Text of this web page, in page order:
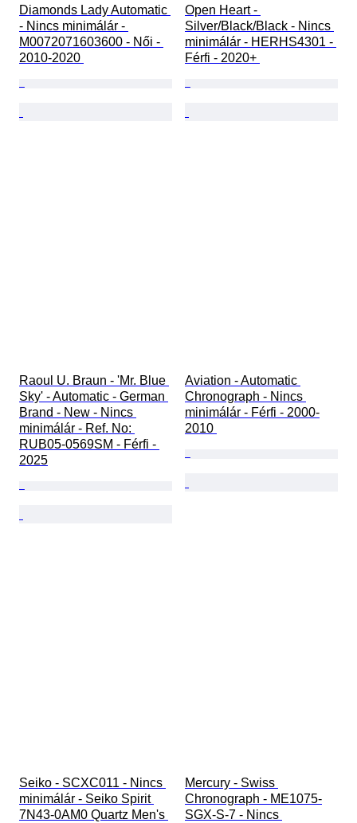
Diamonds Lady Automatic
- Nincs minimálár -
M0072071603600 - Női -
2010-2020
Open Heart -
Silver/Black/Black - Nincs
minimálár - HERHS4301 -
Férfi - 2020+
Raoul U. Braun - 'Mr. Blue
Sky' - Automatic - German
Brand - New - Nincs
minimálár - Ref. No:
RUB05-0569SM - Férfi -
2025
Aviation - Automatic
Chronograph - Nincs
minimálár - Férfi - 2000-
2010
Seiko - SCXC011 - Nincs
minimálár - Seiko Spirit
7N43-0AM0 Quartz Men's
Mercury - Swiss
Chronograph - ME1075-
SGX-S-7 - Nincs